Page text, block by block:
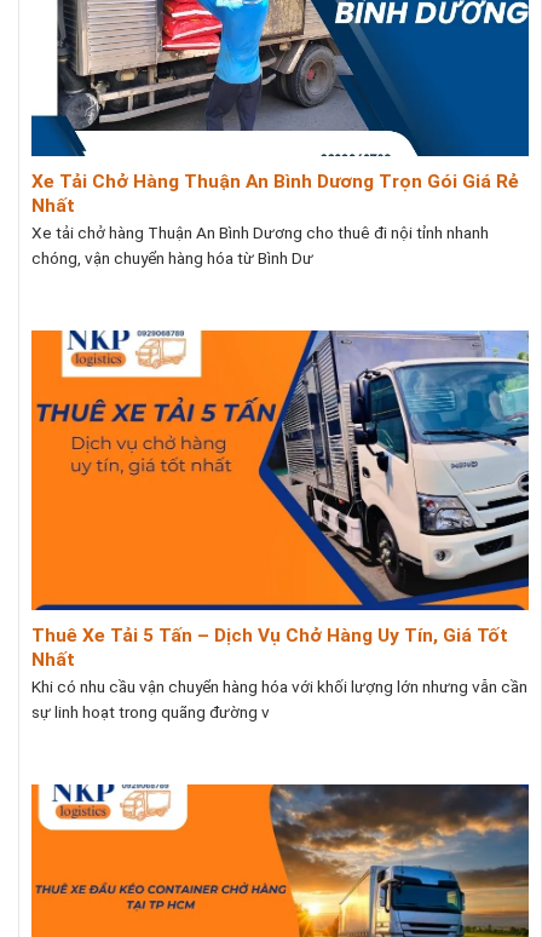
Xe Tải Chở Hàng Thuận An Bình Dương Trọn Gói Giá Rẻ
Nhất
Xe tải chở hàng Thuận An Bình Dương cho thuê đi nội tỉnh nhanh
chóng, vận chuyển hàng hóa từ Bình Dư
Thuê Xe Tải 5 Tấn – Dịch Vụ Chở Hàng Uy Tín, Giá Tốt
Nhất
Khi có nhu cầu vận chuyển hàng hóa với khối lượng lớn nhưng vẫn cần
sự linh hoạt trong quãng đường v